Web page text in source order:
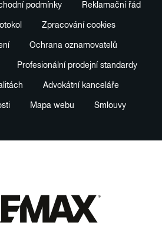
podmínky Reklamační řád
Zpracování cookies
Ochrana oznamovatelů
Profesionální prodejní standardy
Advokátní kanceláře
Mapa webu Smlouvy